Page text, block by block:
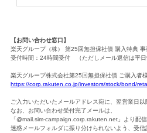
【お問い合わせ窓口】
楽天グループ（株） 第25回無担保社債 購入特典 事
受付時間：24時間受付 （ただしメール返信は平日
楽天グループ株式会社第25回無担保社債 ご購入者
https://corp.rakuten.co.jp/investors/stock/bond/
ご入力いただいたメールアドレス宛に、翌営業日以
なお、お問い合わせ受付完了メールは、
「@mail.sim-campaign.corp.rakuten.net」より配信
迷惑メールフォルダに振り分けられないよう、受信